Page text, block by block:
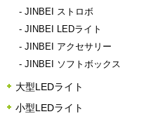
- JINBEI ストロボ
- JINBEI LEDライト
- JINBEI アクセサリー
- JINBEI ソフトボックス
大型LEDライト
小型LEDライト